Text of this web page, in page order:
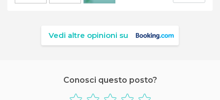
Vedi altre opinioni su
Conosci questo posto?